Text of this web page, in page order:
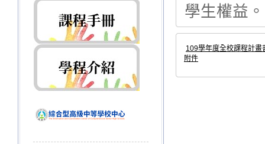
學生權益。
109學年度全校課程計
附件